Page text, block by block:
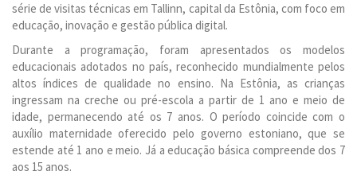
série de visitas técnicas em Tallinn, capital da Estônia, com foco em
educação, inovação e gestão pública digital.
Durante a programação, foram apresentados os modelos
educacionais adotados no país, reconhecido mundialmente pelos
altos índices de qualidade no ensino. Na Estônia, as crianças
ingressam na creche ou pré-escola a partir de 1 ano e meio de
idade, permanecendo até os 7 anos. O período coincide com o
auxílio maternidade oferecido pelo governo estoniano, que se
estende até 1 ano e meio. Já a educação básica compreende dos 7
aos 15 anos.